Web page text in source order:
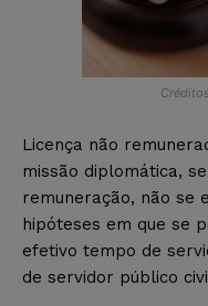
Licença não
missão diplomática,
remuneração, não se
hipóteses em que se
efetivo tempo de
de servidor público